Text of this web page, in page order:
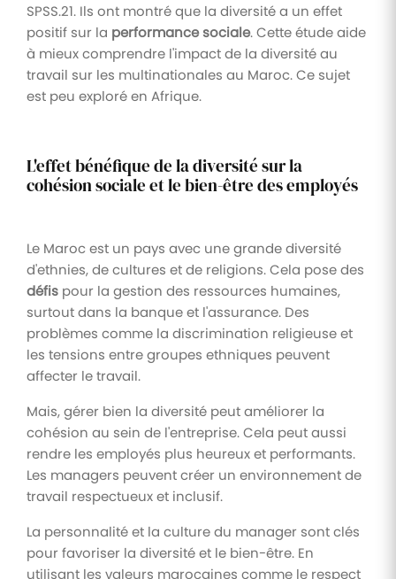
SPSS.21. Ils ont montré que la diversité a un effet
positif sur la performance sociale. Cette étude aide
à mieux comprendre l'impact de la diversité au
travail sur les multinationales au Maroc. Ce sujet
est peu exploré en Afrique.
L'effet bénéfique de la diversité sur la
cohésion sociale et le bien-être des employés
Le Maroc est un pays avec une grande diversité
d'ethnies, de cultures et de religions. Cela pose des
défis pour la gestion des ressources humaines,
surtout dans la banque et l'assurance. Des
problèmes comme la discrimination religieuse et
les tensions entre groupes ethniques peuvent
affecter le travail.
Mais, gérer bien la diversité peut améliorer la
cohésion au sein de l'entreprise. Cela peut aussi
rendre les employés plus heureux et performants.
Les managers peuvent créer un environnement de
travail respectueux et inclusif.
La personnalité et la culture du manager sont clés
pour favoriser la diversité et le bien-être. En
utilisant les valeurs marocaines comme le respect